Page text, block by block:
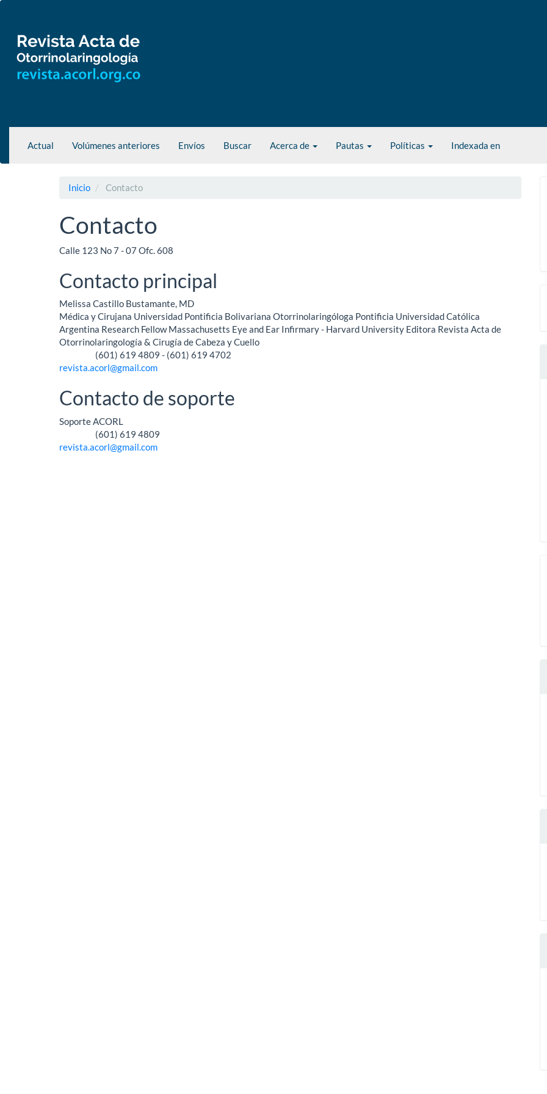
principal
Barra
lateral
Actual Volúmenes anteriores Envíos Buscar Acerca de Pautas Políticas Indexada en
Inicio Contacto
Contacto
Calle 123 No 7 - 07 Ofc. 608
Contacto principal
Melissa Castillo Bustamante, MD
Médica y Cirujana Universidad Pontificia Bolivariana Otorrinolaringóloga Pontificia Universidad Católica
Argentina Research Fellow Massachusetts Eye and Ear Infirmary - Harvard University Editora Revista Acta de
Otorrinolaringología & Cirugía de Cabeza y Cuello
(601) 619 4809 - (601) 619 4702
revista.acorl@gmail.com
Contacto de soporte
Soporte ACORL
(601) 619 4809
revista.acorl@gmail.com